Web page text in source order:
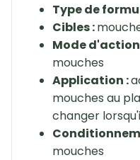
Type de
Cibles :
Mode
mouches
Application :
mouches au
changer
mouches